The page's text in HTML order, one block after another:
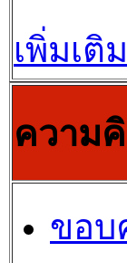
เพิ่มเติม
ความ
ขอ